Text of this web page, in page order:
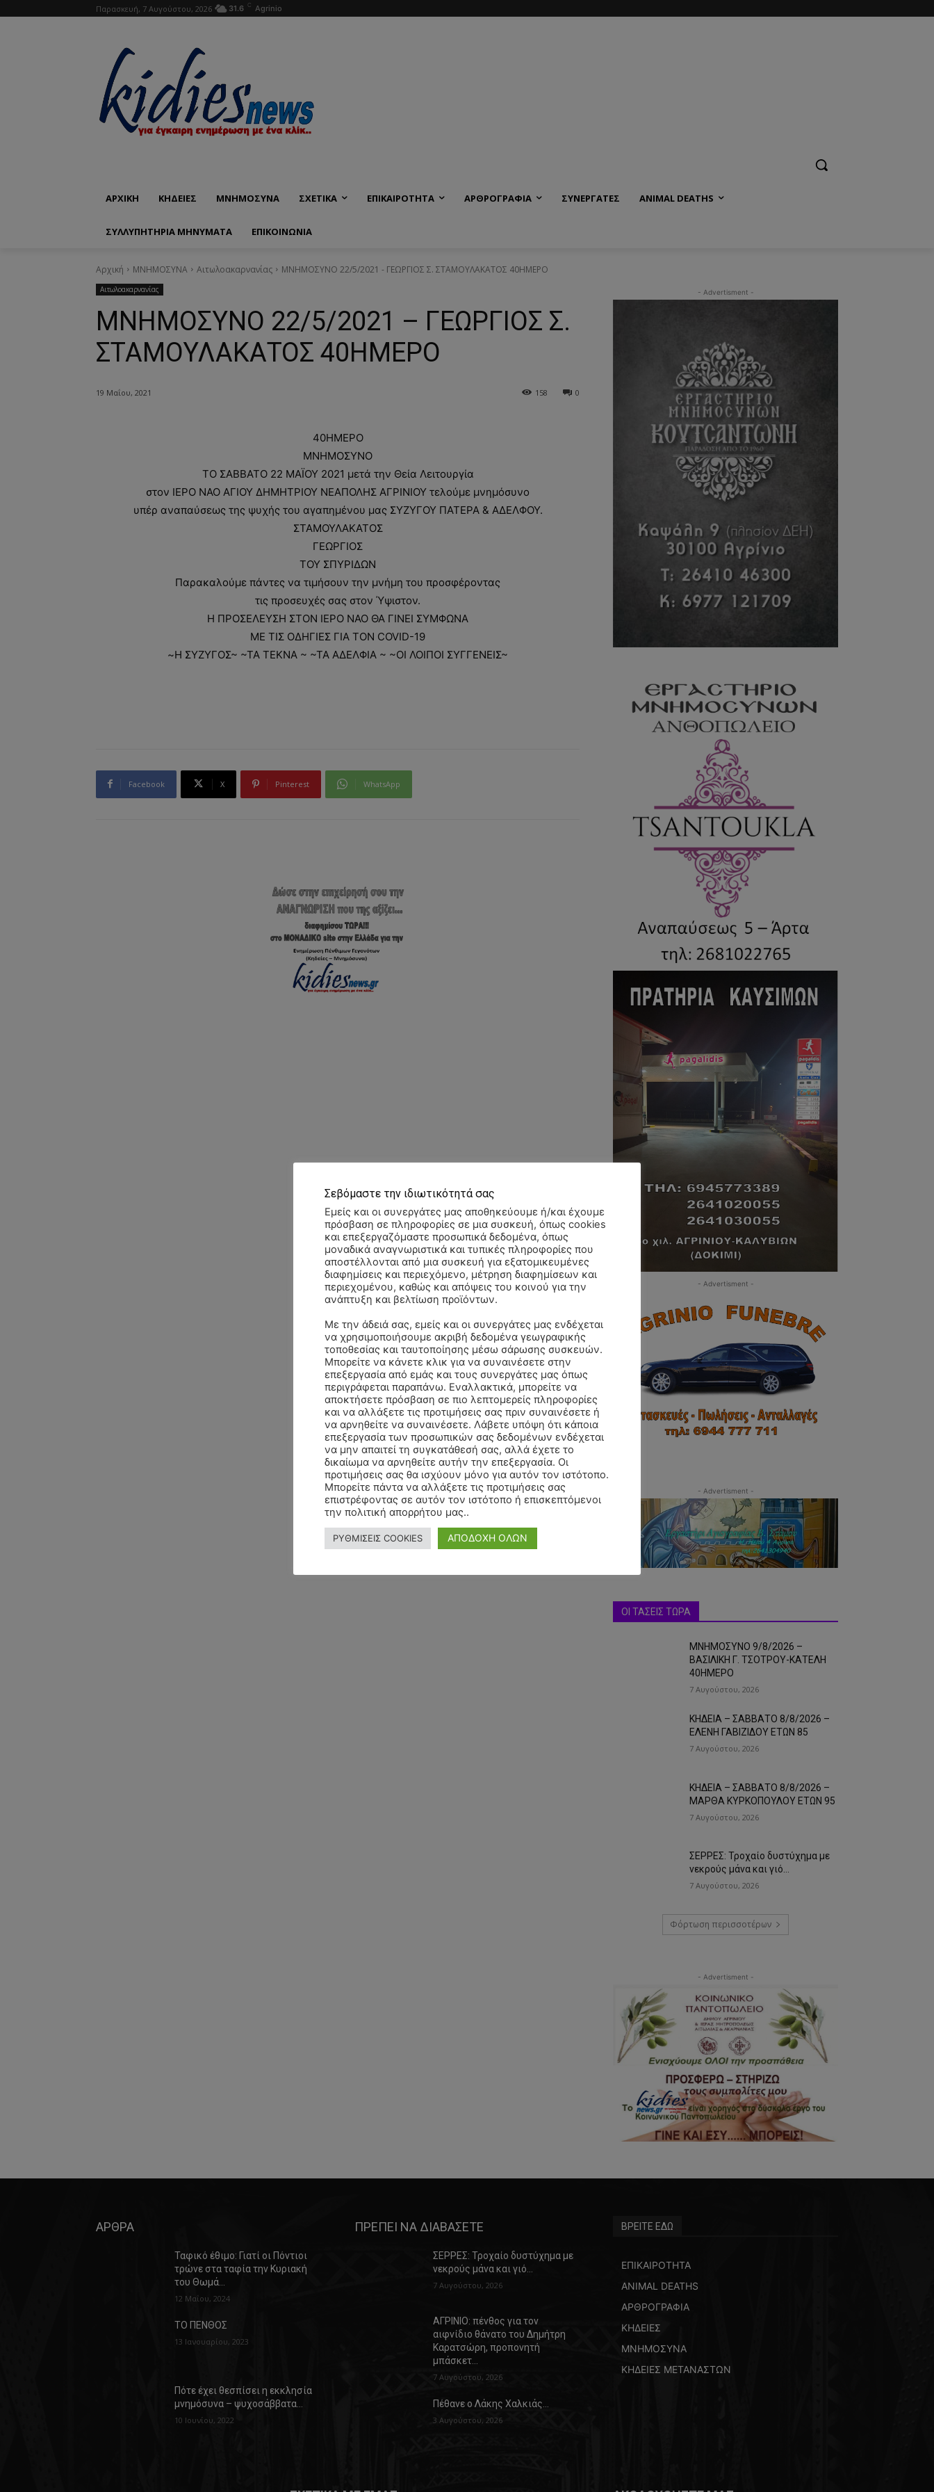
Παρασκευή, 7 Αυγούστου, 2026 31.6 C Agrinio
ΑΡΧΙΚΗ ΚΗΔΕΙΕΣ ΜΝΗΜΟΣΥΝΑ ΣΧΕΤΙΚΑ ΕΠΙΚΑΙΡΟΤΗΤΑ ΑΡΘΡΟΓΡΑΦΙΑ ΣΥΝΕΡΓΑΤΕΣ ANIMAL DEATHS
ΣΥΛΛΥΠΗΤΗΡΙΑ ΜΗΝΥΜΑΤΑ ΕΠΙΚΟΙΝΩΝΊΑ
Αρχική ΜΝΗΜΟΣΥΝΑ Αιτωλοακαρνανίας ΜΝΗΜΟΣΥΝΟ 22/5/2021 - ΓΕΩΡΓΙΟΣ Σ. ΣΤΑΜΟΥΛΑΚΑΤΟΣ 40ΗΜΕΡΟ
Αιτωλοακαρνανίας
ΜΝΗΜΟΣΥΝΟ 22/5/2021 – ΓΕΩΡΓΙΟΣ Σ.
ΣΤΑΜΟΥΛΑΚΑΤΟΣ 40ΗΜΕΡΟ
19 Μαΐου, 2021 0
158
40ΗΜΕΡΟ
ΜΝΗΜΟΣΥΝΟ
ΤΟ ΣΑΒΒΑΤΟ 22 ΜΑΪΟΥ 2021 μετά την Θεία Λειτουργία
στον ΙΕΡΟ ΝΑΟ ΑΓΙΟΥ ΔΗΜΗΤΡΙΟΥ ΝΕΑΠΟΛΗΣ ΑΓΡΙΝΙΟΥ τελούμε μνημόσυνο
υπέρ αναπαύσεως της ψυχής του αγαπημένου μας ΣΥΖΥΓΟΥ ΠΑΤΕΡΑ & ΑΔΕΛΦΟΥ.
ΣΤΑΜΟΥΛΑΚΑΤΟΣ
ΓΕΩΡΓΙΟΣ
ΤΟΥ ΣΠΥΡΙΔΩΝ
Παρακαλούμε πάντες να τιμήσουν την μνήμη του προσφέροντας
τις προσευχές σας στον Ύψιστον.
Η ΠΡΟΣΕΛΕΥΣΗ ΣΤΟΝ ΙΕΡΟ ΝΑΟ ΘΑ ΓΙΝΕΙ ΣΥΜΦΩΝΑ
ΜΕ ΤΙΣ ΟΔΗΓΙΕΣ ΓΙΑ ΤΟΝ COVID-19
~Η ΣΥΖΥΓΟΣ~ ~ΤΑ ΤΕΚΝΑ ~ ~ΤΑ ΑΔΕΛΦΙΑ ~ ~ΟΙ ΛΟΙΠΟΙ ΣΥΓΓΕΝΕΙΣ~
Facebook X Pinterest WhatsApp
- Advertisment -
- Advertisment -
- Advertisment -
ΟΙ ΤΑΣΕΙΣ ΤΩΡΑ
ΜΝΗΜΟΣΥΝΟ 9/8/2026 –
ΒΑΣΙΛΙΚΗ Γ. ΤΣΟΤΡΟΥ-ΚΑΤΕΛΗ
40ΗΜΕΡΟ
7 Αυγούστου, 2026
ΚΗΔΕΙΑ – ΣΑΒΒΑΤΟ 8/8/2026 –
ΕΛΕΝΗ ΓΑΒΙΖΙΔΟΥ ΕΤΩΝ 85
7 Αυγούστου, 2026
ΚΗΔΕΙΑ – ΣΑΒΒΑΤΟ 8/8/2026 –
ΜΑΡΘΑ ΚΥΡΚΟΠΟΥΛΟΥ ΕΤΩΝ 95
7 Αυγούστου, 2026
ΣΕΡΡΕΣ: Τροχαίο δυστύχημα με
νεκρούς μάνα και γιό…
7 Αυγούστου, 2026
Φόρτωση περισσοτέρων
- Advertisment -
ΑΡΘΡΑ
Ταφικό έθιμο: Γιατί οι Πόντιοι
τρώνε στα ταφία την Κυριακή
του Θωμά…
12 Μαΐου, 2024
ΤΟ ΠΕΝΘΟΣ
13 Ιανουαρίου, 2023
Πότε έχει θεσπίσει η εκκλησία
μνημόσυνα – ψυχοσάββατα…
10 Ιουνίου, 2022
ΠΡΕΠΕΙ ΝΑ ΔΙΑΒΑΣΕΤΕ
ΣΕΡΡΕΣ: Τροχαίο δυστύχημα με
νεκρούς μάνα και γιό…
7 Αυγούστου, 2026
ΑΓΡΙΝΙΟ: πένθος για τον
αιφνίδιο θάνατο του Δημήτρη
Καρατσώρη, προπονητή
μπάσκετ…
7 Αυγούστου, 2026
Πέθανε ο Λάκης Χαλκιάς…
3 Αυγούστου, 2026
ΒΡΕΙΤΕ ΕΔΩ
ΕΠΙΚΑΙΡΟΤΗΤΑ
ANIMAL DEATHS
ΑΡΘΡΟΓΡΑΦΙΑ
ΚΗΔΕΙΕΣ
ΜΝΗΜΟΣΥΝΑ
ΚΗΔΕΙΕΣ ΜΕΤΑΝΑΣΤΩΝ
Σεβόμαστε την ιδιωτικότητά σας
Εμείς και οι συνεργάτες μας αποθηκεύουμε ή/και έχουμε
πρόσβαση σε πληροφορίες σε μια συσκευή, όπως cookies
και επεξεργαζόμαστε προσωπικά δεδομένα, όπως
μοναδικά αναγνωριστικά και τυπικές πληροφορίες που
αποστέλλονται από μια συσκευή για εξατομικευμένες
διαφημίσεις και περιεχόμενο, μέτρηση διαφημίσεων και
περιεχομένου, καθώς και απόψεις του κοινού για την
ανάπτυξη και βελτίωση προϊόντων.
Με την άδειά σας, εμείς και οι συνεργάτες μας ενδέχεται
να χρησιμοποιήσουμε ακριβή δεδομένα γεωγραφικής
τοποθεσίας και ταυτοποίησης μέσω σάρωσης συσκευών.
Μπορείτε να κάνετε κλικ για να συναινέσετε στην
επεξεργασία από εμάς και τους συνεργάτες μας όπως
περιγράφεται παραπάνω. Εναλλακτικά, μπορείτε να
αποκτήσετε πρόσβαση σε πιο λεπτομερείς πληροφορίες
και να αλλάξετε τις προτιμήσεις σας πριν συναινέσετε ή
να αρνηθείτε να συναινέσετε. Λάβετε υπόψη ότι κάποια
επεξεργασία των προσωπικών σας δεδομένων ενδέχεται
να μην απαιτεί τη συγκατάθεσή σας, αλλά έχετε το
δικαίωμα να αρνηθείτε αυτήν την επεξεργασία. Οι
προτιμήσεις σας θα ισχύουν μόνο για αυτόν τον ιστότοπο.
Μπορείτε πάντα να αλλάξετε τις προτιμήσεις σας
επιστρέφοντας σε αυτόν τον ιστότοπο ή επισκεπτόμενοι
την πολιτική απορρήτου μας..
ΡΥΘΜΙΣΕΙΣ COOKIES ΑΠΟΔΟΧΗ ΟΛΩΝ